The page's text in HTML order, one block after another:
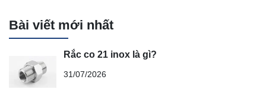
Bài viết mới nhất
Rắc co 21 inox là gì?
31/07/2026